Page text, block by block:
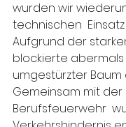
wurden wir
technischen
Aufgrund der
blockierte abermals
umgestürzter Baum
Gemeinsam mit der
Berufsfeuerwehr